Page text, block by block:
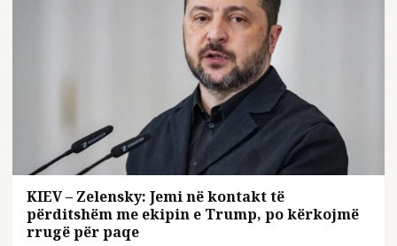
KIEV – Zelensky: Jemi në kontakt të
përditshëm me ekipin e Trump, po kërkojmë
rrugë për paqe